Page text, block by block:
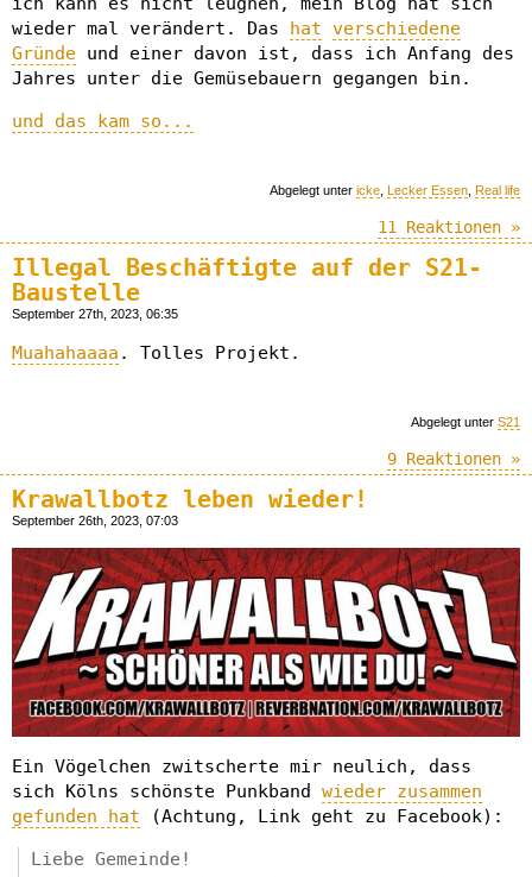
wieder mal verändert. Das hat verschiedene
Gründe und einer davon ist, dass ich Anfang des
Jahres unter die Gemüsebauern gegangen bin.
und das kam so...
Abgelegt unter icke Lecker Essen Real life
11 Reaktionen »
Illegal Beschäftigte auf der S21-
Baustelle
September 27th, 2023, 06:35
Muahahaaaa . Tolles Projekt.
Abgelegt unter S21
9 Reaktionen »
Krawallbotz leben wieder!
September 26th, 2023, 07:03
Ein Vögelchen zwitscherte mir neulich, dass
sich Kölns schönste Punkband wieder zusammen
gefunden hat (Achtung, Link geht zu Facebook):
Liebe Gemeinde!